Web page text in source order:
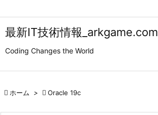
最新IT技術情報_arkgame.com
Coding Changes the World
 ホーム >  Oracle 19c